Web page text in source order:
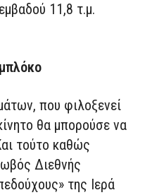
11,8 τ.μ.
που φιλοξενεί
θα μπορούσε να
τούτο καθώς
Διεθνής
της Ιερά